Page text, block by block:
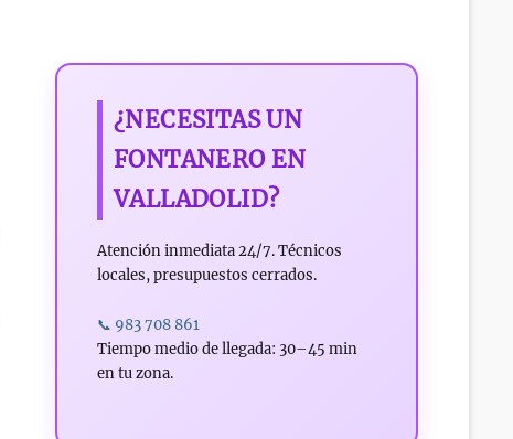
¿NECESITAS UN
FONTANERO EN
VALLADOLID?
Atención inmediata 24/7. Técnicos
locales, presupuestos cerrados.
📞 983 708 861
Tiempo medio de llegada: 30–45 min
en tu zona.